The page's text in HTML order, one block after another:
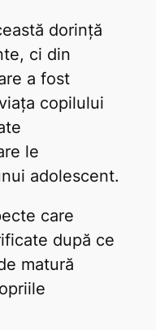
dorință
ci din
a fost
copilului
le
adolescent.
care
după ce
matură